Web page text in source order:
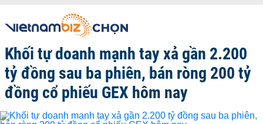
Khối tự doanh mạnh tay xả gần 2.200
tỷ đồng sau ba phiên, bán ròng 200 tỷ
đồng cổ phiếu GEX hôm nay